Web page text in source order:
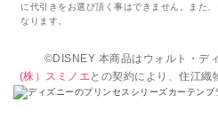
に代引きをお選び頂く事はできません。また
なります。
©DISNEY 本商品はウォルト・デ
(株）スミノエ との契約により、住江織